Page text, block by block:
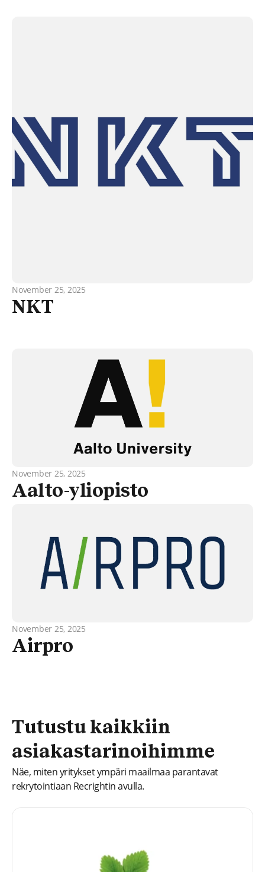
November 25, 2025
NKT
November 25, 2025
Aalto-yliopisto
November 25, 2025
Airpro
Tutustu kaikkiin
asiakastarinoihimme
Näe, miten yritykset ympäri maailmaa parantavat
rekrytointiaan Recrightin avulla.